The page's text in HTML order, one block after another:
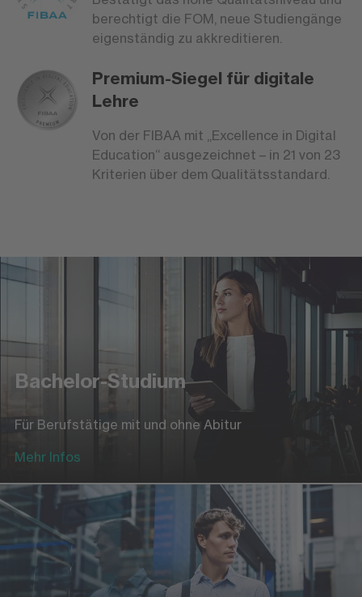
berechtigt die FOM, neue Studiengänge
eigenständig zu akkreditieren.
Premium-Siegel für digitale
Lehre
Von der FIBAA mit „Excellence in Digital
Education“ ausgezeichnet – in 21 von 23
Kriterien über dem Qualitätsstandard.
Bachelor-Studium
Für Berufstätige mit und ohne Abitur
Mehr Infos